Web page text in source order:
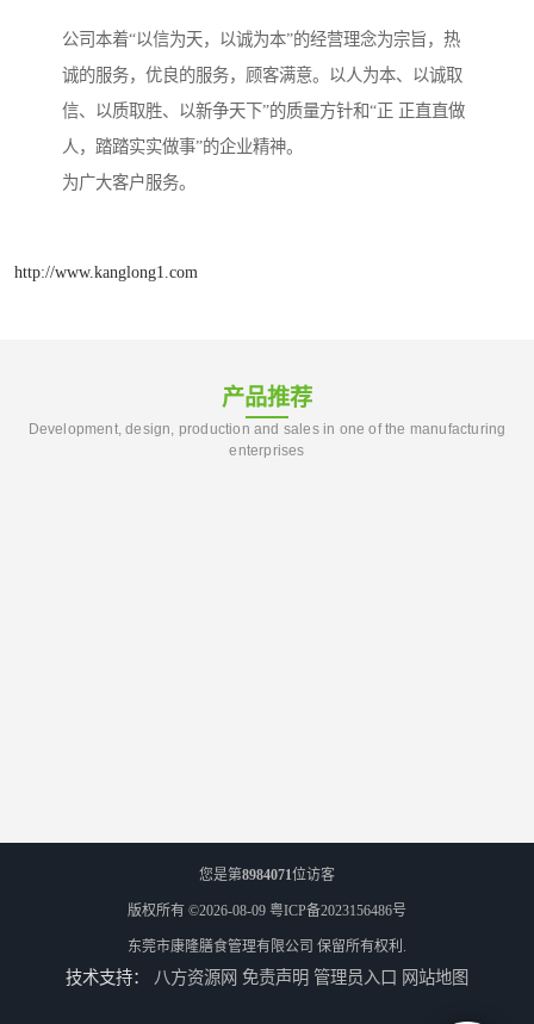
公司本着“以信为天，以诚为本”的经营理念为宗旨，热
诚的服务，优良的服务，顾客满意。以人为本、以诚取
信、以质取胜、以新争天下”的质量方针和“正 正直直做
人，踏踏实实做事”的企业精神。
为广大客户服务。
http://www.kanglong1.com
产品推荐
Development, design, production and sales in one of the manufacturing
enterprises
您是第8984071位访客
版权所有 ©2026-08-09 粤ICP备2023156486号
东莞市康隆膳食管理有限公司 保留所有权利.
技术支持： 八方资源网 免责声明 管理员入口 网站地图